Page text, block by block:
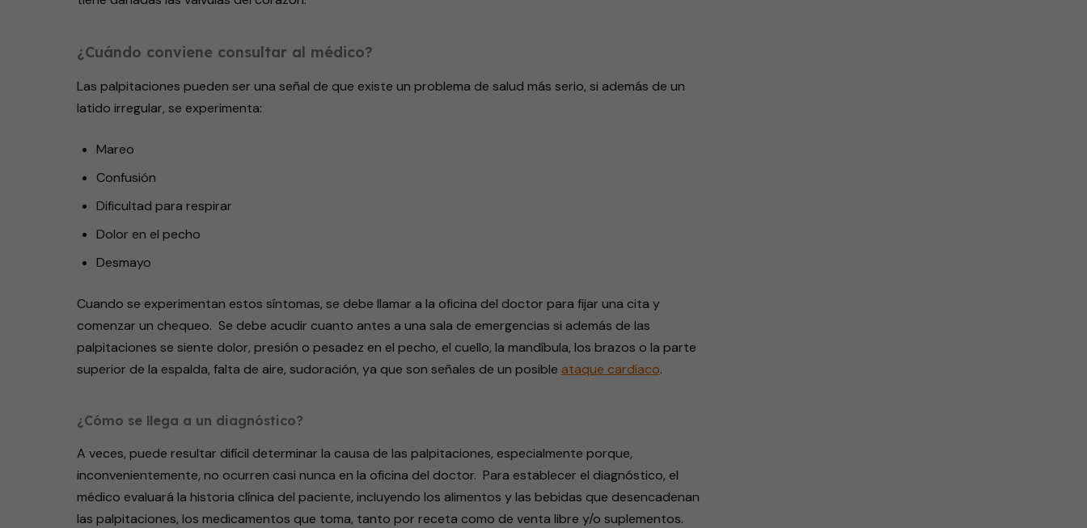
¿Cuándo conviene consultar al médico?
Las palpitaciones pueden ser una señal de que existe un problema de salud más serio, si además de un
latido irregular, se experimenta:
Mareo
Confusión
Dificultad para respirar
Dolor en el pecho
Desmayo
Cuando se experimentan estos síntomas, se debe llamar a la oficina del doctor para fijar una cita y
comenzar un chequeo. Se debe acudir cuanto antes a una sala de emergencias si además de las
palpitaciones se siente dolor, presión o pesadez en el pecho, el cuello, la mandíbula, los brazos o la parte
superior de la espalda, falta de aire, sudoración, ya que son señales de un posible ataque cardíaco.
¿Cómo se llega a un diagnóstico?
A veces, puede resultar difícil determinar la causa de las palpitaciones, especialmente porque,
inconvenientemente, no ocurren casi nunca en la oficina del doctor. Para establecer el diagnóstico, el
médico evaluará la historia clínica del paciente, incluyendo los alimentos y las bebidas que desencadenan
las palpitaciones, los medicamentos que toma, tanto por receta como de venta libre y/o suplementos.